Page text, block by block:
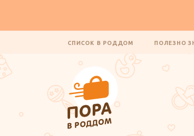
СПИСОК В РОДДОМ ПОЛЕЗНО